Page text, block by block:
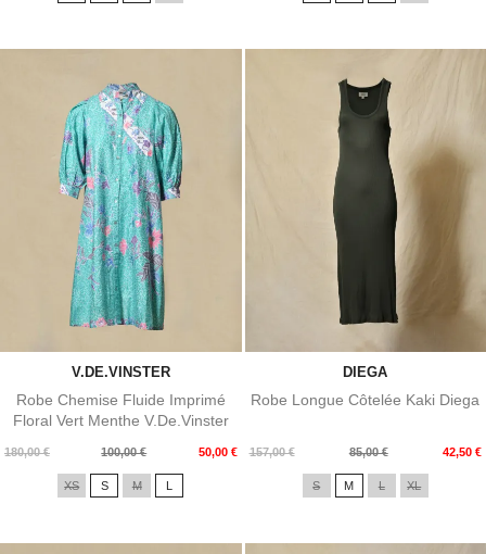
V.DE.VINSTER
Robe Chemise Fluide Imprimé
Floral Vert Menthe V.de.Vinster
180,00 €
Prix
100,00 € 50,00 €
Prix
XS S M L
DIEGA
Robe Longue Côtelée Kaki Diega
157,00 €
Prix
85,00 € 42,50 €
Prix
S M L XL